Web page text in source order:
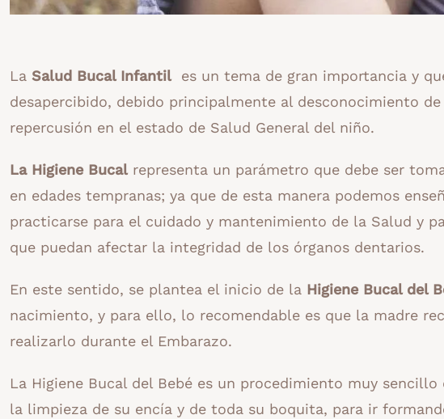
La Salud Bucal Infantiles un tema de gran importancia y
desapercibido, debido principalmente al desconocimiento
repercusión en el estado de Salud General del niño.
La Higiene Bucalrepresenta un parámetro que debe ser
en edades tempranas; ya que de esta manera podemos
practicarse para el cuidado y mantenimiento de la Salud y
que puedan afectar la integridad de los órganos dentarios.
En este sentido, se plantea el inicio de la Higiene Bucal del
nacimiento, y para ello, lo recomendable es que la madre
realizarlo durante el Embarazo.
La Higiene Bucal del Bebé es un procedimiento muy
la limpieza de su encía y de toda su boquita, para ir